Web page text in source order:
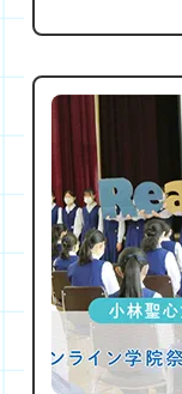
良くしたいとい
選考の末選ば
れる制服検討